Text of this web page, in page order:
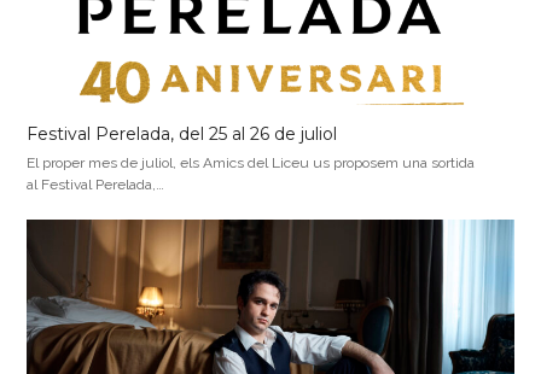
Festival Perelada, del 25 al 26 de juliol
El proper mes de juliol, els Amics del Liceu us proposem una sortida
al Festival Perelada,…